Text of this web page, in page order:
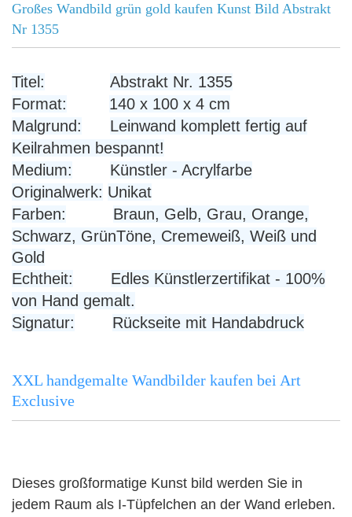
Großes Wandbild grün gold kaufen Kunst Bild Abstrakt
Nr 1355
Titel:
Abstrakt Nr. 1355
Format:
140 x 100 x 4 cm
Malgrund:
Leinwand komplett fertig auf
Keilrahmen bespannt!
Medium:
Künstler - Acrylfarbe
Originalwerk: Unikat
Farben:
Braun, Gelb, Grau, Orange,
Schwarz, GrünTöne, Cremeweiß, Weiß und
Gold
Echtheit:
Edles Künstlerzertifikat - 100%
von Hand gemalt.
Signatur:
Rückseite mit Handabdruck
XXL handgemalte Wandbilder kaufen bei Art
Exclusive
Dieses großformatige Kunst bild werden Sie in
jedem Raum als I-Tüpfelchen an der Wand erleben.